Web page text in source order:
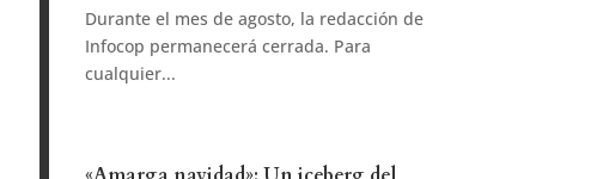
Durante el mes de agosto, la redacción de
Infocop permanecerá cerrada. Para
cualquier...